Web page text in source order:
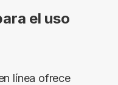
el uso
línea ofrece